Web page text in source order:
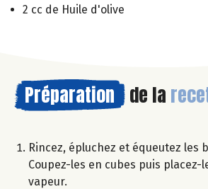
2 cc de Huile d'olive
Préparation de la
Rincez, épluchez et équeutez les
Coupez-les en cubes puis
vapeur.